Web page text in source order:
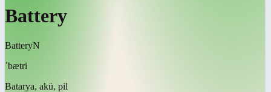
Battery
BatteryN
ˈbætri
Batarya, akü, pil